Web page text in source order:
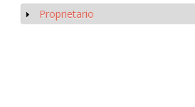
Mostrar
Proprietario